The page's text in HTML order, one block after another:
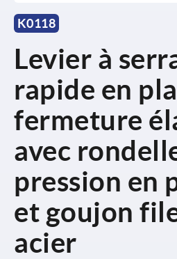
K0118
Levier à
rapide en
fermeture
avec
pression en
et goujon
acier